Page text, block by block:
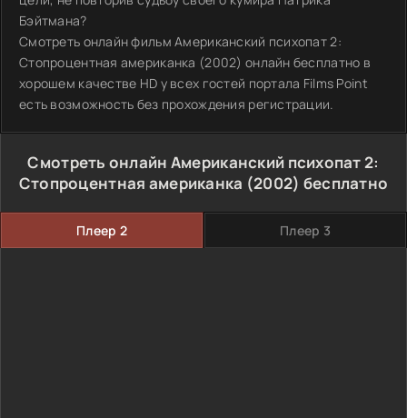
Бэйтмана?
Смотреть онлайн фильм Американский психопат 2:
Стопроцентная американка (2002) онлайн бесплатно в
хорошем качестве HD у всех гостей портала Films Point
есть возможность без прохождения регистрации.
Смотреть онлайн Американский психопат 2:
Стопроцентная американка (2002) бесплатно
Плеер 2 Плеер 3